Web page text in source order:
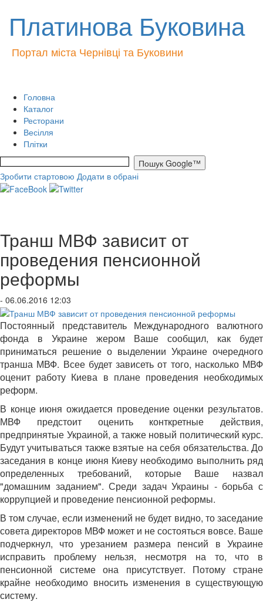
Платинова Буковина
Портал міста Чернівці та Буковини
Головна
Каталог
Ресторани
Весілля
Плітки
Зробити стартовою Додати в обрані
Транш МВФ зависит от
проведения пенсионной
реформы
- 06.06.2016 12:03
Постоянный представитель Международного валютного
фонда в Украине жером Ваше сообщил, как будет
приниматься решение о выделении Украине очередного
транша МВФ. Всее будет зависеть от того, насколько МВФ
оценит работу Киева в плане проведения необходимых
реформ.
В конце июня ожидается проведение оценки результатов.
МВФ предстоит оценить конткретные действия,
предпринятые Украиной, а также новый политический курс.
Будут учитываться также взятые на себя обязательства. До
заседания в конце июня Киеву необходимо выполнить ряд
определенных требований, которые Ваше назвал
"домашним заданием". Среди задач Украины - борьба с
коррупцией и проведение пенсионной реформы.
В том случае, если изменений не будет видно, то заседание
совета директоров МВФ может и не состояться вовсе. Ваше
подчеркнул, что урезанием размера пенсий в Украине
исправить проблему нельзя, несмотря на то, что в
пенсионной системе она присутствует. Потому стране
крайне необходимо вносить изменения в существующую
систему.